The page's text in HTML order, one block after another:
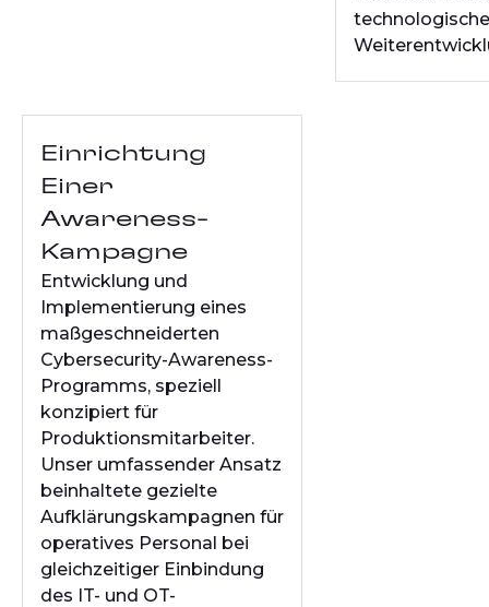
Einrichtung
Einer
Awareness-
Kampagne
Entwicklung und
Implementierung eines
maßgeschneiderten
Cybersecurity-Awareness-
Programms, speziell
konzipiert für
Produktionsmitarbeiter.
Unser umfassender Ansatz
beinhaltete gezielte
Aufklärungskampagnen für
operatives Personal bei
gleichzeitiger Einbindung
des IT- und OT-